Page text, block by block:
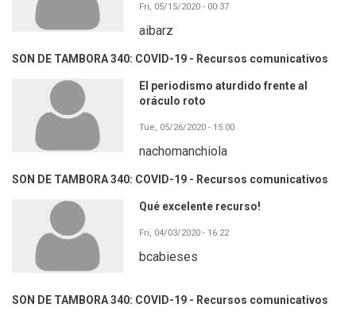
Fri, 05/15/2020 - 00:37
aibarz
SON DE TAMBORA 340: COVID-19 - Recursos comunicativos
El periodismo aturdido frente al
oráculo roto
Tue, 05/26/2020 - 15:00
nachomanchiola
SON DE TAMBORA 340: COVID-19 - Recursos comunicativos
Qué excelente recurso!
Fri, 04/03/2020 - 16:22
bcabieses
SON DE TAMBORA 340: COVID-19 - Recursos comunicativos